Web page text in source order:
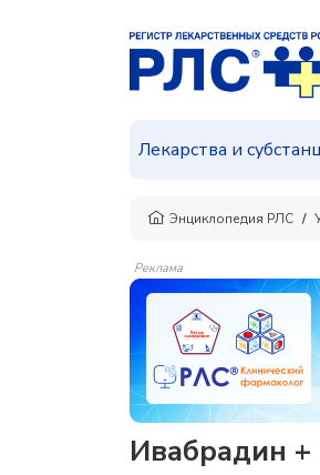
Лекарства и
Энциклопедия РЛС
Реклама
Ивабрадин